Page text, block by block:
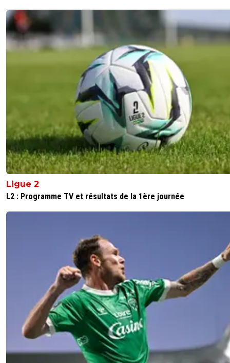
Ligue 2
L2 : Programme TV et résultats de la 1ère journée